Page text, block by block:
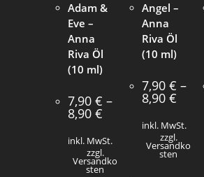
Adam &
Eve –
Anna
Riva Öl
(10 ml)
7,90€ –
8,90€
inkl. MwSt.
zzgl.
Versandko
sten
Angel –
Anna
Riva Öl
(10 ml)
7,90 € –
8,90 €
inkl. MwSt.
zzgl.
Versandko
sten